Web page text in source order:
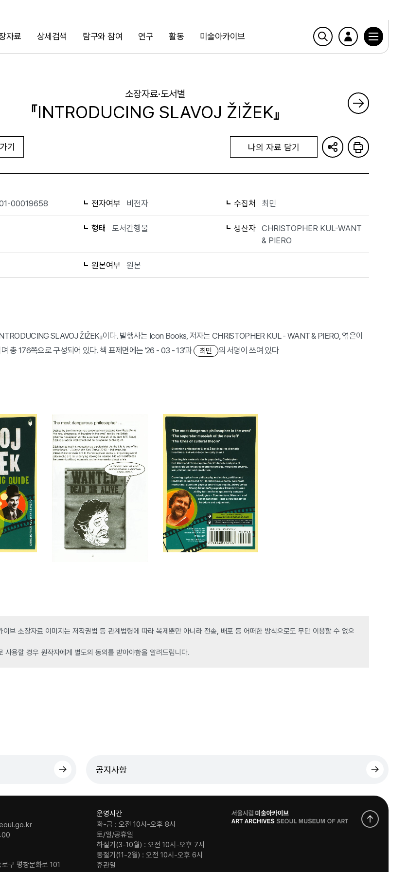
자료 상세검색 탐구와 참여 연구 활동 미술아카이브
검색
소장자료·도서별
『INTRODUCING SLAVOJ ŽIŽEK』
기 나의 자료 담기
00019658 전자여부 비전자 수집처 최민
형태 도서간행물 생산자
CHRISTOPHER KUL-WANT
& PIERO
원본여부 원본
SLAVOJ ŽIŽEK』이다. 발행사는 Icon Books, 저자는 CHRISTOPHER KUL - WANT & PIERO, 엮은이
총 176쪽으로 구성되어 있다. 책 표제면에는 '26 - 03 - 13'과
최민 의 서명이 쓰여 있다
이브 소장자료 이미지는 저작권법 등 관계법령에 따라 복제뿐만 아니라 전송, 배포 등 어떠한 방식으로도 무단 이용할 수 없으
사용할 경우 원작자에게 별도의 동의를 받아야함을 알려드립니다.
공지사항
구 평창문화로 101
운영시간
화-금 : 오전 10시-오후 8시
토/일/공휴일
하절기(3-10월) : 오전 10시-오후 7시
동절기(11-2월) : 오전 10시-오후 6시
휴관일
로
고